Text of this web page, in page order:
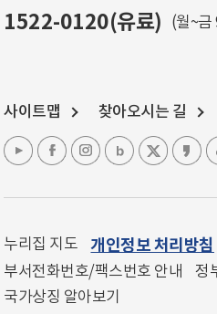
1522-0120(유료) (월~금
사이트맵 찾아오시는 길
누리집 지도 개인정보 처리방침
부서전화번호/팩스번호 안내
정
국가상징 알아보기